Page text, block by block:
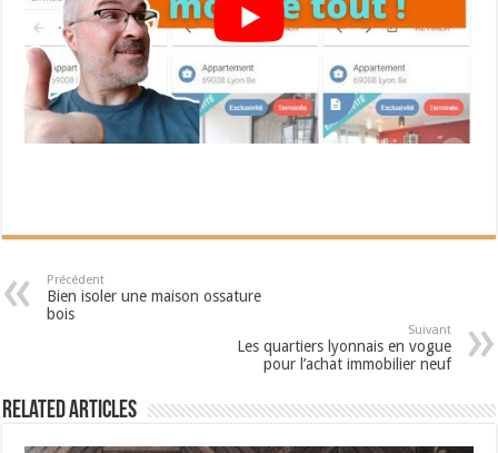
Précédent
Bien isoler une maison ossature
bois
Suivant
Les quartiers lyonnais en vogue
pour l’achat immobilier neuf
Related Articles